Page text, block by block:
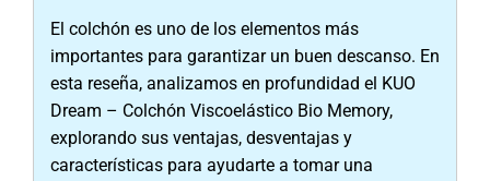
El colchón es uno de los elementos más
importantes para garantizar un buen descanso. En
esta reseña, analizamos en profundidad el KUO
Dream – Colchón Viscoelástico Bio Memory,
explorando sus ventajas, desventajas y
características para ayudarte a tomar una